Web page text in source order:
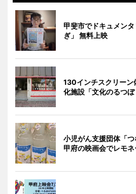
甲斐市でドキュメン
ぎ」 無料上映
130インチスクリーン
化施設「文化のるつ
小児がん支援団体「
甲府の映画会でレモ